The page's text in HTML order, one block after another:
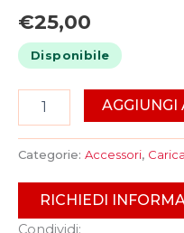
€25,00
Disponibile
AGGIUNGI
Categorie: Accessori,
RICHIEDI
Condividi: